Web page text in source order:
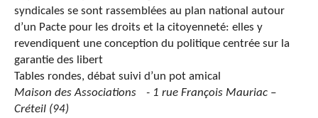
syndicales se sont rassemblées au plan national autour
d’un Pacte pour les droits et la citoyenneté: elles y
revendiquent une conception du politique centrée sur la
garantie des libert
Tables rondes, débat suivi d’un pot amical
Maison des Associations - 1 rue François Mauriac –
Créteil (94)